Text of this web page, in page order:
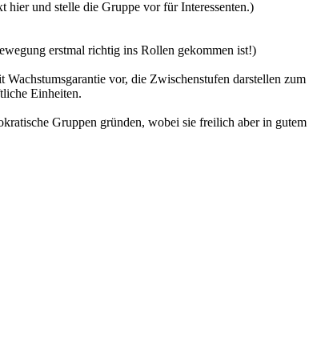
hier und stelle die Gruppe vor für Interessenten.)
erstmal richtig ins Rollen gekommen ist!)
vor, die Zwischenstufen darstellen zum
Einheiten.
Gruppen gründen, wobei sie freilich aber in gutem